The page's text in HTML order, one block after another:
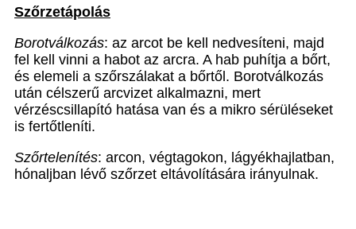
Szőrzetápolás
Borotválkozás: az arcot be kell nedvesíteni, majd
fel kell vinni a habot az arcra. A hab puhítja a bőrt,
és elemeli a szőrszálakat a bőrtől. Borotválkozás
után célszerű arcvizet alkalmazni, mert
vérzéscsillapító hatása van és a mikro sérüléseket
is fertőtleníti.
Szőrtelenítés: arcon, végtagokon, lágyékhajlatban,
hónaljban lévő szőrzet eltávolítására irányulnak.